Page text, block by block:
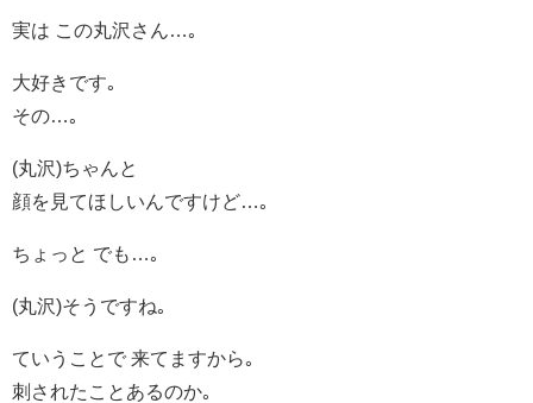
実は この丸沢さん…｡
大好きです｡
その…｡
(丸沢)ちゃんと
顔を見てほしいんですけど…｡
ちょっと でも…｡
(丸沢)そうですね｡
ていうことで 来てますから｡
刺されたことあるのか｡